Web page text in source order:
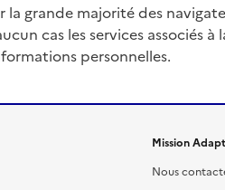
grande majorité des
cas les services associés à
personnelles.
Mission
Nous